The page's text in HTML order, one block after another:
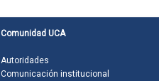
Comunidad UCA
Autoridades
Comunicación institucional